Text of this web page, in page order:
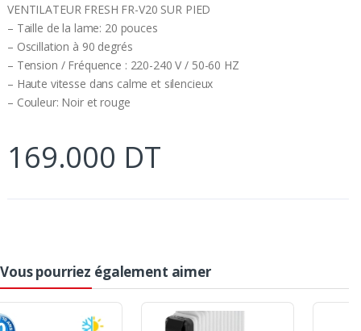
VENTILATEUR FRESH FR-V20 SUR PIED
– Taille de la lame: 20 pouces
– Oscillation à 90 degrés
– Tension / Fréquence : 220-240 V / 50-60 HZ
– Haute vitesse dans calme et silencieux
– Couleur: Noir et rouge
169.000 DT
Vous pourriez également aimer